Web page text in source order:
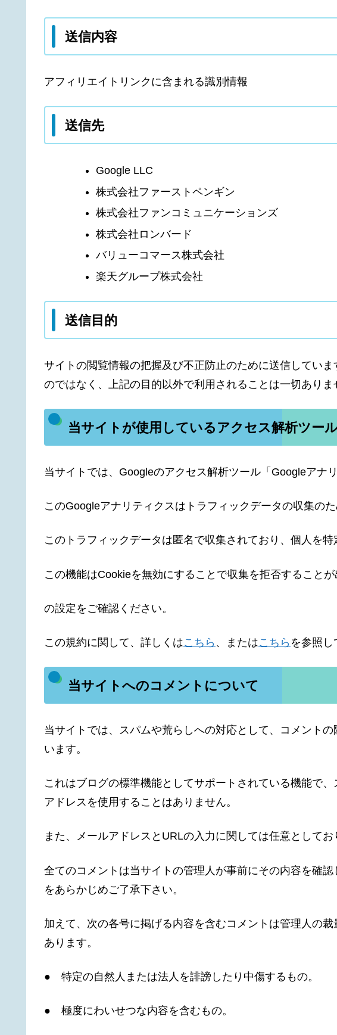
送信内容
アフィリエイトリンクに含まれる識別情報
送信先
Google LLC
株式会社ファーストペンギン
株式会社ファンコミュニケーションズ
株式会社ロンバード
バリューコマース株式会社
楽天グループ株式会社
送信目的
サイトの閲覧情報の把握及び不正防止のために送信してい
のではなく、上記の目的以外で利用されることは一切ありま
当サイトが使用しているアクセス解析ツー
当サイトでは、Googleのアクセス解析ツール「Googleアナ
このGoogleアナリティクスはトラフィックデータの収集の
このトラフィックデータは匿名で収集されており、個人を特
この機能はCookieを無効にすることで収集を拒否すること
の設定をご確認ください。
この規約に関して、詳しくはこちら 、またはこちら を参照し
当サイトへのコメントについて
当サイトでは、スパムや荒らしへの対応として、コメント
います。
これはブログの標準機能としてサポートされている機能で
アドレスを使用することはありません。
また、メールアドレスとURLの入力に関しては任意としてお
全てのコメントは当サイトの管理人が事前にその内容を確
をあらかじめご了承下さい。
加えて、次の各号に掲げる内容を含むコメントは管理人の
あります。
● 特定の自然人または法人を誹謗したり中傷するもの。
● 極度にわいせつな内容を含むもの。